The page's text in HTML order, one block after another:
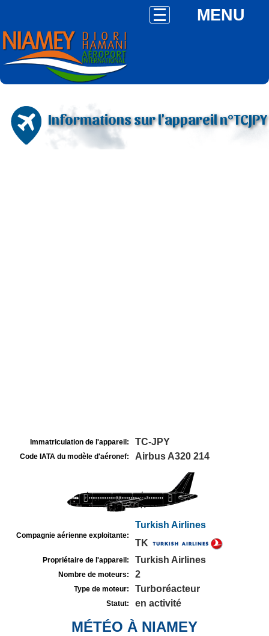
MENU
Informations sur l'appareil n°TCJPY
Immatriculation de l'appareil: TC-JPY
Code IATA du modèle d'aéronef: Airbus A320 214
Compagnie aérienne exploitante:
Turkish Airlines
TK
Propriétaire de l'appareil: Turkish Airlines
Nombre de moteurs: 2
Type de moteur: Turboréacteur
Statut: en activité
MÉTÉO À NIAMEY